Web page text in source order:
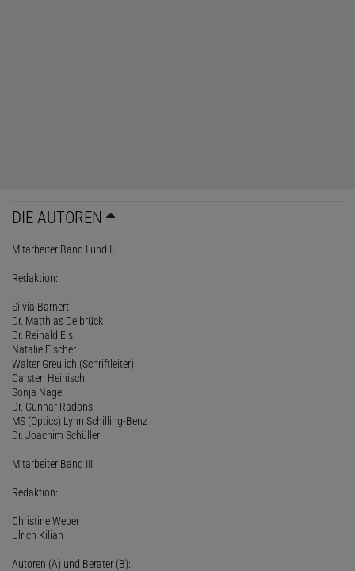
DIE AUTOREN
Mitarbeiter Band I und II
Redaktion:
Silvia Barnert
Dr. Matthias Delbrück
Dr. Reinald Eis
Natalie Fischer
Walter Greulich (Schriftleiter)
Carsten Heinisch
Sonja Nagel
Dr. Gunnar Radons
MS (Optics) Lynn Schilling-Benz
Dr. Joachim Schüller
Mitarbeiter Band III
Redaktion:
Christine Weber
Ulrich Kilian
Autoren (A) und Berater (B):